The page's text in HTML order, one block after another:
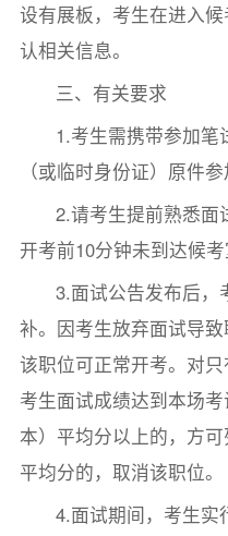
设有展板，考生在进入
认相关信息。
三、有关要求
1.考生需携带参加笔
（或临时身份证）原件参
2.请考生提前熟悉面
开考前10分钟未到达候
3.面试公告发布后，
补。因考生放弃面试导致
该职位可正常开考。对只
考生面试成绩达到本场
本）平均分以上的，方
平均分的，取消该职位。
4.面试期间，考生实